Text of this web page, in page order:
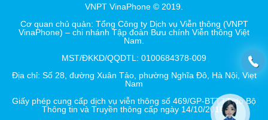
VNPT VinaPhone © 2019.
Cơ quan chủ quản: Tổng Công ty Dịch vụ Viễn thông (VNPT
VinaPhone) – chi nhánh Tập đoàn Bưu chính Viễn thông Việt
Nam.
MST/ĐKKD/QQDTL: 0100684378-009
Địa chỉ: Số 28, đường Xuân Tảo, phường Nghĩa Đô, Hà Nội, Việt
Nam
Giấy phép cung cấp dịch vụ viễn thông số 469/GP-BTTTT do Bộ
Thông tin và Truyền thông cấp ngày 14/10/2016.